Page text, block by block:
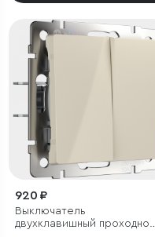
920 ₽
Выключатель
двухклавишный проходной